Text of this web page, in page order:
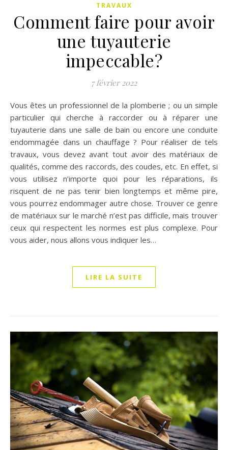
TRAVAUX
Comment faire pour avoir
une tuyauterie
impeccable?
7 février 2022
Vous êtes un professionnel de la plomberie ; ou un simple
particulier qui cherche à raccorder ou à réparer une
tuyauterie dans une salle de bain ou encore une conduite
endommagée dans un chauffage ? Pour réaliser de tels
travaux, vous devez avant tout avoir des matériaux de
qualités, comme des raccords, des coudes, etc. En effet, si
vous utilisez n’importe quoi pour les réparations, ils
risquent de ne pas tenir bien longtemps et même pire,
vous pourrez endommager autre chose. Trouver ce genre
de matériaux sur le marché n’est pas difficile, mais trouver
ceux qui respectent les normes est plus complexe. Pour
vous aider, nous allons vous indiquer les…
LIRE LA SUITE